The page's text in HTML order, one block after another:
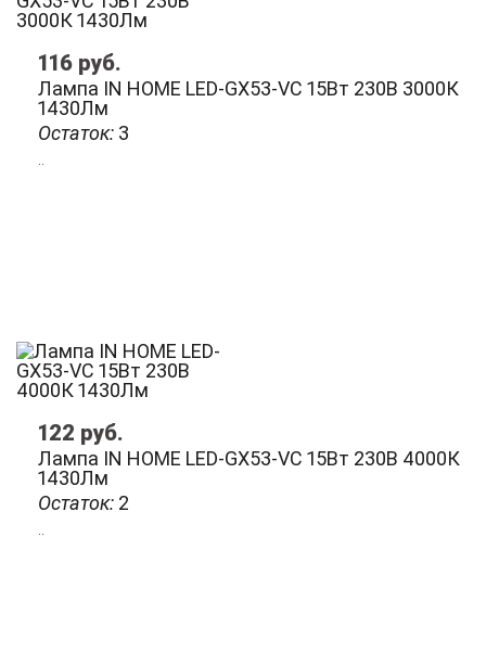
Остаток: 3
Лампа IN HOME LED-GX53-VC 15Вт 230В 3000К
1430Лм
116 руб.
Остаток: 2
Лампа IN HOME LED-GX53-VC 15Вт 230В 4000К
1430Лм
122 руб.